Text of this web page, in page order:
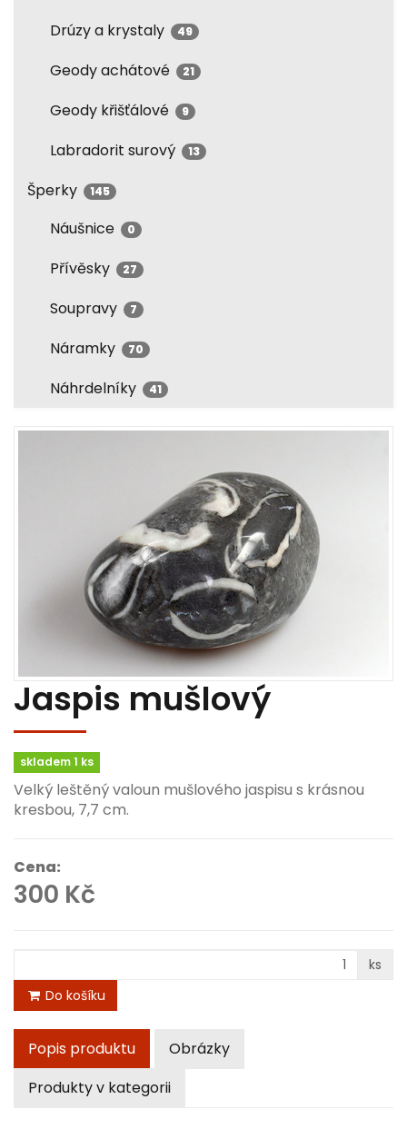
Drúzy a krystaly
49
Geody achátové 21
Geody křišťálové 9
Labradorit surový 13
Šperky 145
Náušnice 0
Přívěsky 27
Soupravy 7
Náramky 70
Náhrdelníky 41
Jaspis mušlový
skladem 1 ks
Velký leštěný valoun mušlového jaspisu s krásnou
kresbou, 7,7 cm.
Cena:
300 Kč
ks
Do košíku
Popis produktu
Obrázky
Produkty v kategorii